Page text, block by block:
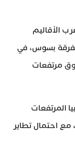
الأقاليم
بسوس، في
مرتفعات
المرتفعات
مع احتمال تطاير